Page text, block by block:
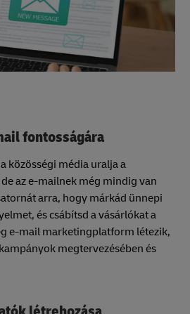
fontosságára
közösségi média uralja a
az e-mailnek még mindig van
arra, hogy márkád ünnepi
és csábítsd a vásárlókat a
e-mail marketingplatform létezik,
megtervezésében és